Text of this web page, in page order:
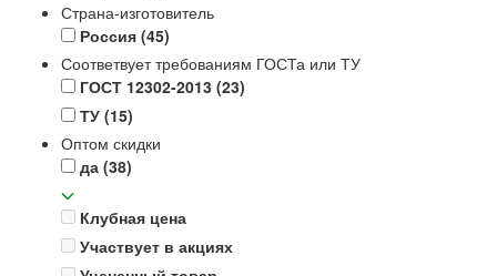
Страна-изготовитель
Россия (45)
Соответвует требованиям ГОСТа или ТУ
ГОСТ 12302-2013 (23)
ТУ (15)
Оптом скидки
да (38)
Клубная цена
Участвует в акциях